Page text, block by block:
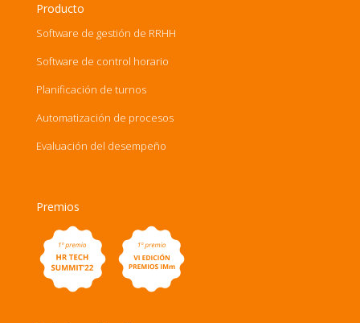
Producto
Software de gestión de RRHH
Software de control horario
Planificación de turnos
Automatización de procesos
Evaluación del desempeño
Premios